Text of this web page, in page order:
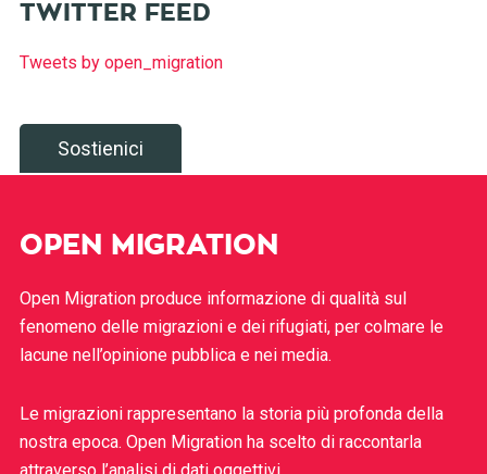
TWITTER FEED
Tweets by open_migration
Sostienici
OPEN MIGRATION
Open Migration produce informazione di qualità sul
fenomeno delle migrazioni e dei rifugiati, per colmare le
lacune nell’opinione pubblica e nei media.
Le migrazioni rappresentano la storia più profonda della
nostra epoca. Open Migration ha scelto di raccontarla